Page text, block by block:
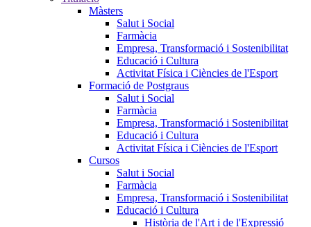
Màsters
Salut i Social
Farmàcia
Empresa, Transformació i Sostenibilitat
Educació i Cultura
Activitat Física i Ciències de l'Esport
Formació de Postgraus
Salut i Social
Farmàcia
Empresa, Transformació i Sostenibilitat
Educació i Cultura
Activitat Física i Ciències de l'Esport
Cursos
Salut i Social
Farmàcia
Empresa, Transformació i Sostenibilitat
Educació i Cultura
Història de l'Art i de l'Expressió